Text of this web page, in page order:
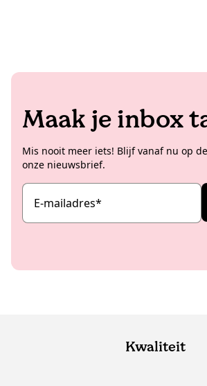
Maak je inbox
Mis nooit meer iets! Blijf vanaf nu op
onze nieuwsbrief.
E-mailadres*
Kwaliteit